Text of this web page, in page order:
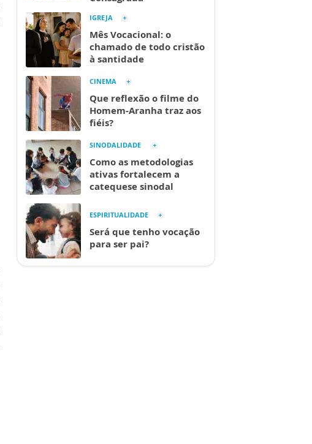
IGREJA
Mês Vocacional: o
chamado de todo cristão
à santidade
CINEMA
Que reflexão o filme do
Homem-Aranha traz aos
fiéis?
SINODALIDADE
Como as metodologias
ativas fortalecem a
catequese sinodal
ESPIRITUALIDADE
Será que tenho vocação
para ser pai?